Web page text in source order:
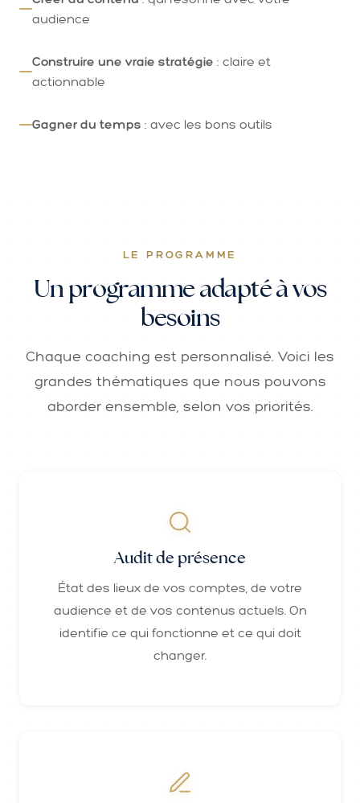
audience
Construire une vraie stratégie : claire et
actionnable
Gagner du temps : avec les bons outils
LE PROGRAMME
Un programme adapté à vos
besoins
Chaque coaching est personnalisé. Voici les
grandes thématiques que nous pouvons
aborder ensemble, selon vos priorités.
Audit de présence
État des lieux de vos comptes, de votre
audience et de vos contenus actuels. On
identifie ce qui fonctionne et ce qui doit
changer.